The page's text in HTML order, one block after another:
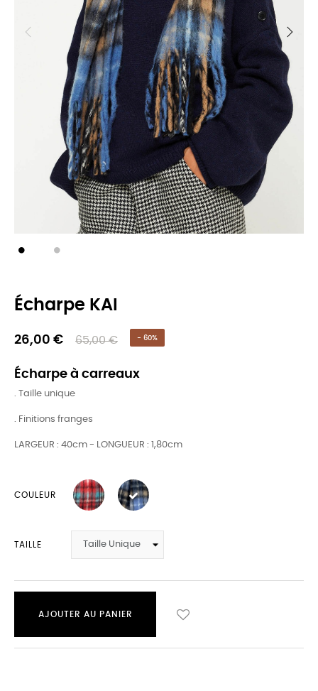
Écharpe KAI
26,00 € 65,00 € - 60%
Écharpe à carreaux
. Taille unique
. Finitions franges
LARGEUR : 40cm - LONGUEUR : 1,80cm
COULEUR
TAILLE
AJOUTER AU PANIER